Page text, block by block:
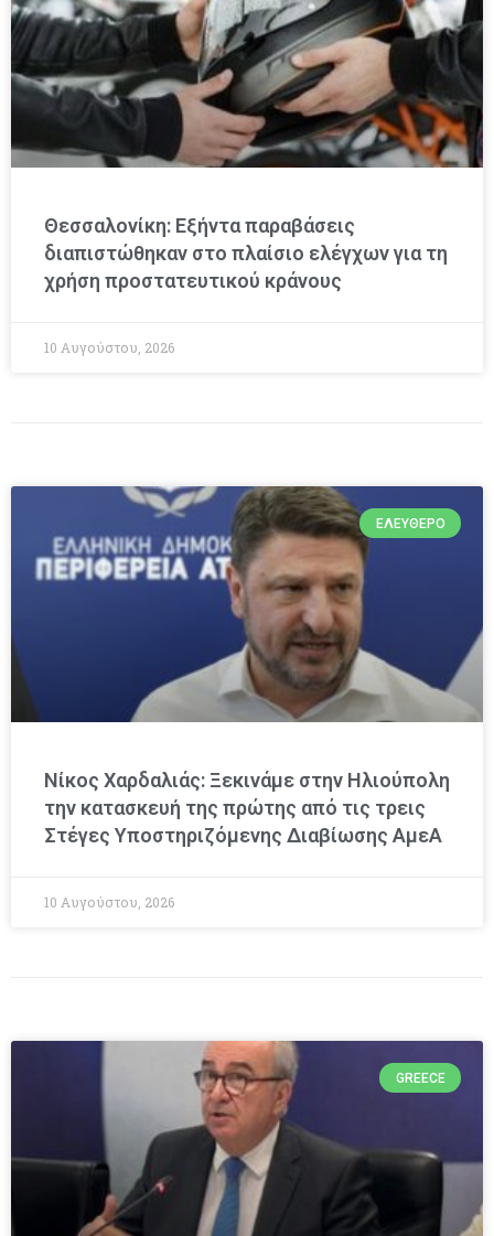
Θεσσαλονίκη: Εξήντα παραβάσεις
διαπιστώθηκαν στο πλαίσιο ελέγχων για τη
χρήση προστατευτικού κράνους
10 Αυγούστου, 2026
ΕΛΕΎΘΕΡΟ
Νίκος Χαρδαλιάς: Ξεκινάμε στην Ηλιούπολη
την κατασκευή της πρώτης από τις τρεις
Στέγες Υποστηριζόμενης Διαβίωσης ΑμεΑ
10 Αυγούστου, 2026
GREECE